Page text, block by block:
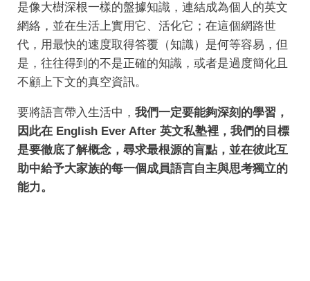
是像大樹深根一樣的盤據知識，連結成為個人的英文
網絡，並在生活上實用它、活化它；在這個網路世
代，用最快的速度取得答覆（知識）是何等容易，但
是，往往得到的不是正確的知識，或者是過度簡化且
不顧上下文的真空資訊。
要將語言帶入生活中， 我們一定要能夠深刻的學習，
因此在 English Ever After 英文私塾裡，我們的目標
是要徹底了解概念，尋求最根源的盲點，並在彼此互
助中給予大家族的每一個成員語言自主與思考獨立的
能力。